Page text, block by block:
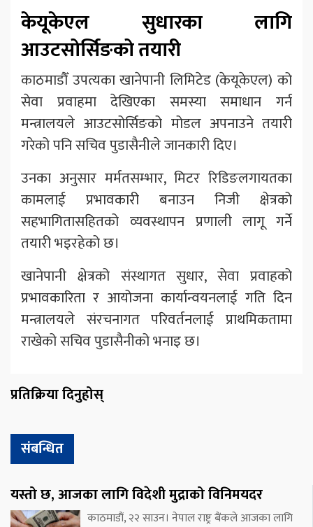
केयूकेएल सुधारका लागि
आउटसोर्सिङको तयारी
काठमाडौँ उपत्यका खानेपानी लिमिटेड (केयूकेएल) को
सेवा प्रवाहमा देखिएका समस्या समाधान गर्न
मन्त्रालयले आउटसोर्सिङको मोडल अपनाउने तयारी
गरेको पनि सचिव पुडासैनीले जानकारी दिए।
उनका अनुसार मर्मतसम्भार, मिटर रिडिङलगायतका
कामलाई प्रभावकारी बनाउन निजी क्षेत्रको
सहभागितासहितको व्यवस्थापन प्रणाली लागू गर्ने
तयारी भइरहेको छ।
खानेपानी क्षेत्रको संस्थागत सुधार, सेवा प्रवाहको
प्रभावकारिता र आयोजना कार्यान्वयनलाई गति दिन
मन्त्रालयले संरचनागत परिवर्तनलाई प्राथमिकतामा
राखेको सचिव पुडासैनीको भनाइ छ।
प्रतिक्रिया दिनुहोस्
संबन्धित
यस्तो छ, आजका लागि विदेशी मुद्राको विनिमयदर
काठमाडौं, २२ साउन। नेपाल राष्ट्र बैंकले आजका लागि